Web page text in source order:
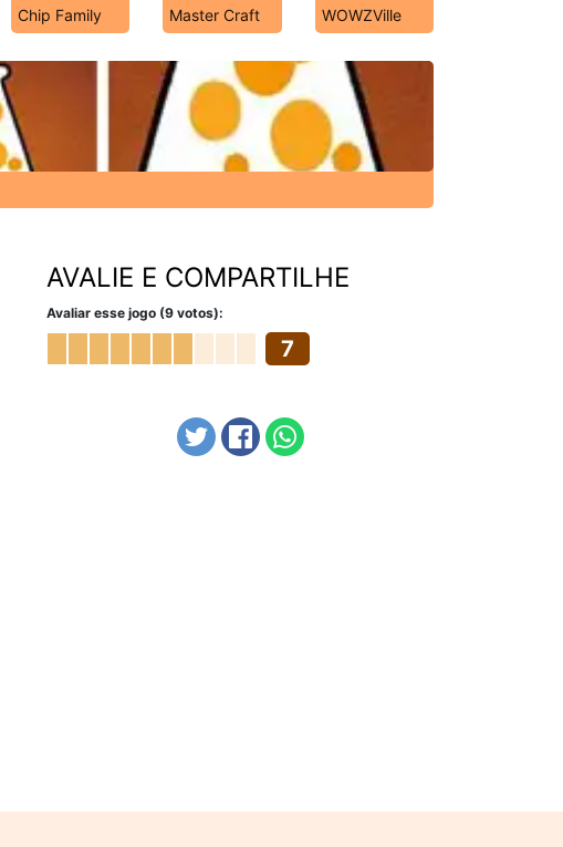
Chip Family Master Craft WOWZVille
AVALIE E COMPARTILHE
Avaliar esse jogo (9 votos):
7